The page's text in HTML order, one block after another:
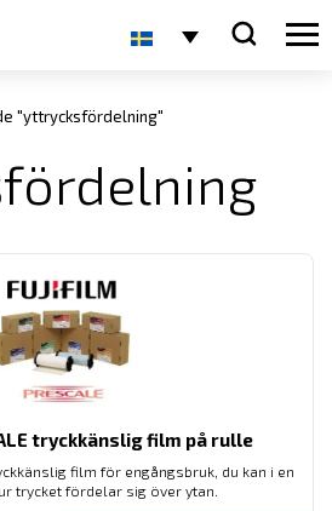
"yttrycksfördelning"
tryckkänslig film på rulle
film för engångsbruk, du kan i en
trycket fördelar sig över ytan.